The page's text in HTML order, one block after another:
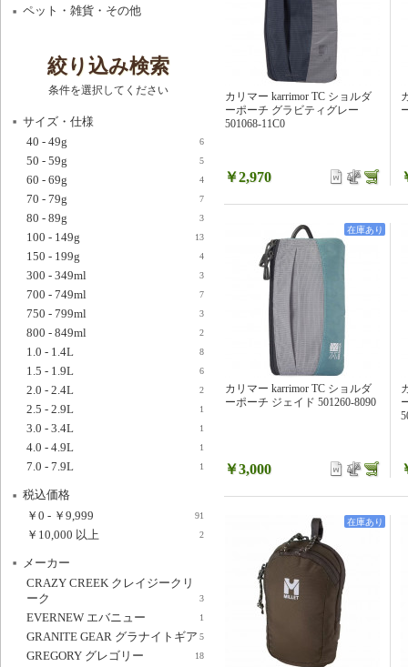
カリマー karrimor TC ショルダ
ーポーチ グラビティグレー
501068-11C0
￥2,970
カリマー karrimor TC ショルダ
ーポーチ ジェイド 501260-8090
￥3,000
在庫あり
在庫あり
ペット・雑貨・その他
絞り込み検索
条件を選択してください
サイズ・仕様
40 - 49g
6
50 - 59g 5
60 - 69g 4
70 - 79g 7
80 - 89g 3
100 - 149g 13
150 - 199g 4
300 - 349ml 3
700 - 749ml 7
750 - 799ml 3
800 - 849ml 2
1.0 - 1.4L 8
1.5 - 1.9L 6
2.0 - 2.4L 2
2.5 - 2.9L 1
3.0 - 3.4L 1
4.0 - 4.9L 1
7.0 - 7.9L 1
税込価格
￥0 - ￥9,999 91
￥10,000 以上 2
メーカー
CRAZY CREEK クレイジークリ
ーク
3
EVERNEW エバニュー 1
GRANITE GEAR グラナイトギア 5
GREGORY グレゴリー 18